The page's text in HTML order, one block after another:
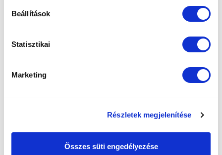
Beállítások
Statisztikai
Marketing
Részletek megjelenítése
Összes süti engedélyezése